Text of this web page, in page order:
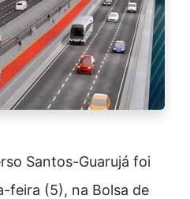
Santos-Guarujá foi
feira (5), na Bolsa de